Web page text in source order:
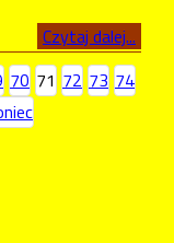
Czytaj dalej...
70 71 72 73 74